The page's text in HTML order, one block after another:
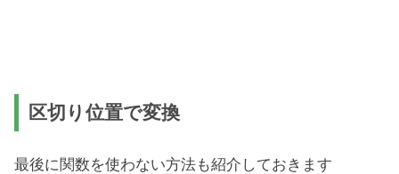
区切り位置で変換
最後に関数を使わない方法も紹介しておきます